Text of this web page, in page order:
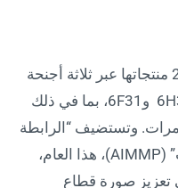
وستعرض الشركات البرتغالية الـ 24 منتجاتها عبر ثلاثة أجنحة
تقع في القاعة رقم 6 _ 6G31 و6H31 و6F31، بما في ذلك
وتستضيف “الرابطة
البرتغالية لصناعات الخشب والأثاث” (AIMMP)، هذا العام،
تعزيز صورة قطاع